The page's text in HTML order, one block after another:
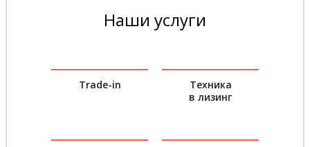
Наши услуги
Trade-in
Техника
в лизинг